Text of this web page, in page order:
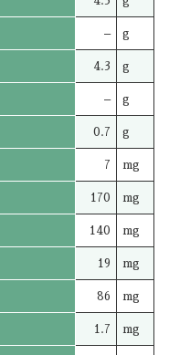
– g
4.3 g
– g
0.7 g
7 mg
170 mg
140 mg
19 mg
86 mg
1.7 mg